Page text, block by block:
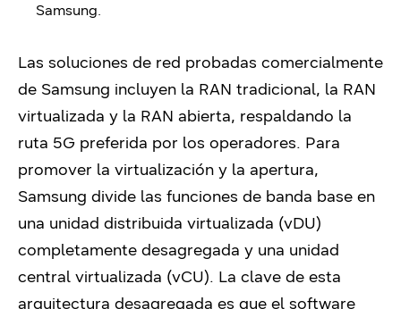
Samsung.
Las soluciones de red probadas comercialmente
de Samsung incluyen la RAN tradicional, la RAN
virtualizada y la RAN abierta, respaldando la
ruta 5G preferida por los operadores. Para
promover la virtualización y la apertura,
Samsung divide las funciones de banda base en
una unidad distribuida virtualizada (vDU)
completamente desagregada y una unidad
central virtualizada (vCU). La clave de esta
arquitectura desagregada es que el software